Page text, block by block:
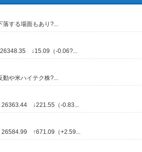
落する場面もあり?...
↓15.09（-0.06?...
動や米ハイテク株?...
↓221.55（-0.83...
↑671.09（+2.59...